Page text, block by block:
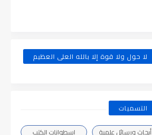
لا حول ولا قوة إلا بالله العلى العظيم
التسميات
أبحاث ورسائل علمية
اسطوانات الكتب